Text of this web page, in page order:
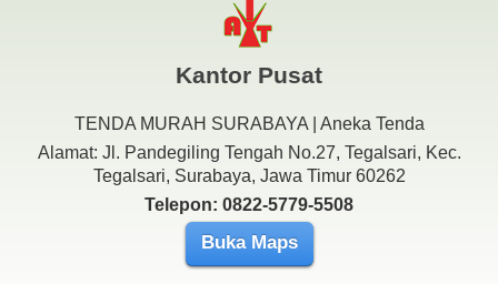
Kantor Pusat
TENDA MURAH SURABAYA | Aneka Tenda
Alamat: Jl. Pandegiling Tengah No.27, Tegalsari, Kec.
Tegalsari, Surabaya, Jawa Timur 60262
Telepon: 0822-5779-5508
Buka Maps